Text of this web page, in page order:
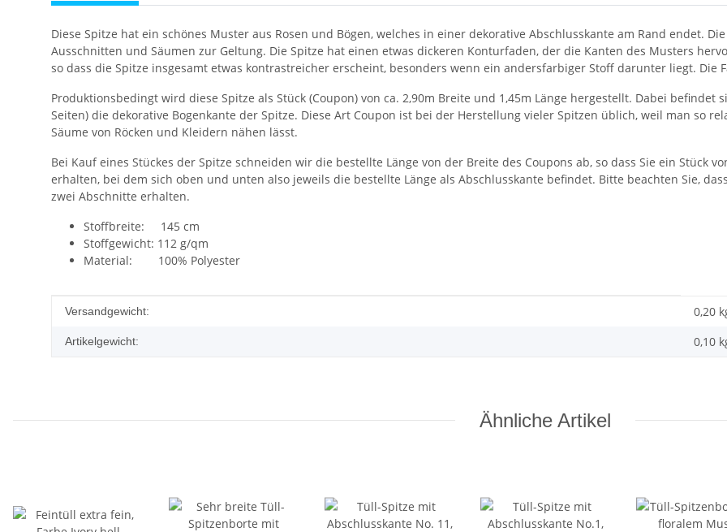
Diese Spitze hat ein schönes Muster aus Rosen und Bögen, welches in einer dekorative Abschlusskante am Rand endet.
Ausschnitten und Säumen zur Geltung. Die Spitze hat einen etwas dickeren Konturfaden, der die Kanten des Musters
so dass die Spitze insgesamt etwas kontrastreicher erscheint, besonders wenn ein andersfarbiger Stoff darunter liegt. Die
Produktionsbedingt wird diese Spitze als Stück (Coupon) von ca. 2,90m Breite und 1,45m Länge hergestellt. Dabei befindet
Seiten) die dekorative Bogenkante der Spitze. Diese Art Coupon ist bei der Herstellung vieler Spitzen üblich, weil man so
Säume von Röcken und Kleidern nähen lässt.
Bei Kauf eines Stückes der Spitze schneiden wir die bestellte Länge von der Breite des Coupons ab, so dass Sie ein Stück
erhalten, bei dem sich oben und unten also jeweils die bestellte Länge als Abschlusskante befindet. Bitte beachten Sie,
zwei Abschnitte erhalten.
Stoffbreite: 145 cm
Stoffgewicht: 112 g/qm
Material: 100% Polyester
Produkteigenschaft
Wert
Versandgewicht: 0,20
Artikelgewicht: 0,10
Ähnliche Artikel